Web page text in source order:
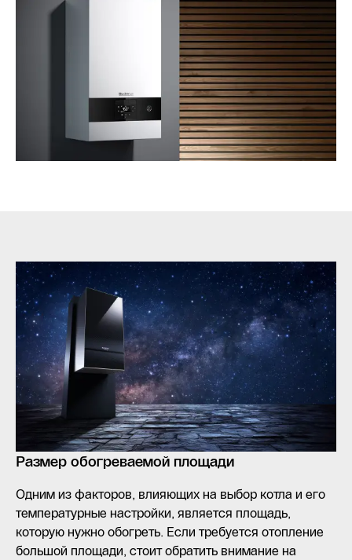
Размер обогреваемой площади
Одним из факторов, влияющих на выбор котла и его
температурные настройки, является площадь,
которую нужно обогреть. Если требуется отопление
большой площади, стоит обратить внимание на